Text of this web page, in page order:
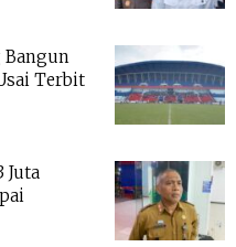
Bangun
Terbit
Juta